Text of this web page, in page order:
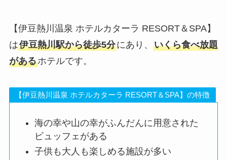
【伊豆熱川温泉 ホテルカターラ RESORT＆SPA】
は伊豆熱川駅から徒歩5分にあり、 いくら食べ放題
があるホテルです。
【伊豆熱川温泉 ホテルカターラ RESORT＆SPA】の特徴
海の幸や山の幸がふんだんに用意された
ビュッフェがある
子供も大人も楽しめる施設が多い